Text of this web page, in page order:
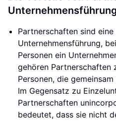
Partnerschaften sind
Unternehmensführung,
Personen ein
gehören Partnerschaften
Personen, die
Im Gegensatz zu
Partnerschaften
bedeutet, dass sie nicht